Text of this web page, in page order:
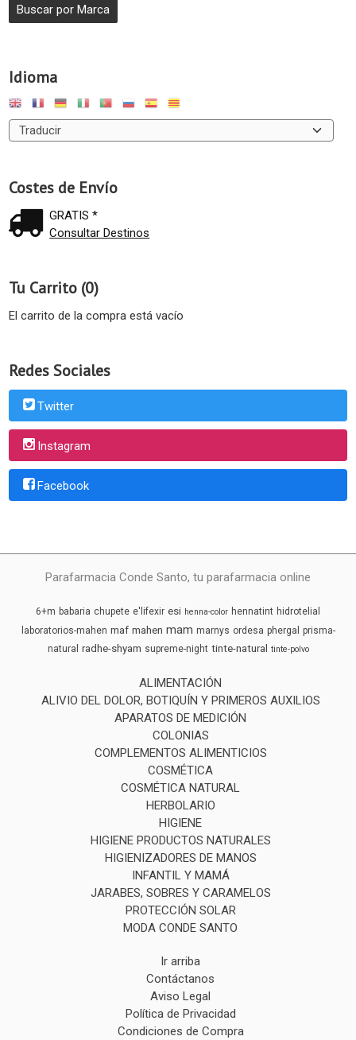
Idioma
Costes de Envío
GRATIS *
Consultar Destinos
Tu Carrito (0)
El carrito de la compra está vacío
Redes Sociales
Twitter
Instagram
Facebook
Parafarmacia Conde Santo, tu parafarmacia online
6+m babaria chupete e'lifexir esi henna-color hennatint hidrotelial
laboratorios-mahen maf mahen mam marnys ordesa phergal prisma-
natural radhe-shyam supreme-night tinte-natural tinte-polvo
ALIMENTACIÓN
ALIVIO DEL DOLOR, BOTIQUÍN Y PRIMEROS AUXILIOS
APARATOS DE MEDICIÓN
COLONIAS
COMPLEMENTOS ALIMENTICIOS
COSMÉTICA
COSMÉTICA NATURAL
HERBOLARIO
HIGIENE
HIGIENE PRODUCTOS NATURALES
HIGIENIZADORES DE MANOS
INFANTIL Y MAMÁ
JARABES, SOBRES Y CARAMELOS
PROTECCIÓN SOLAR
MODA CONDE SANTO
Ir arriba
Contáctanos
Aviso Legal
Política de Privacidad
Condiciones de Compra